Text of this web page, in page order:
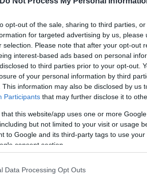
opt-out of the sale, sharing to third parties,
for targeted advertising by us,
selection. Please note that after your opt-out
interest-based ads based on personal
to third parties prior to your opt-out.
of your personal information by third
This information may also be disclosed by us
Participants that may further disclose it to
that this website/app uses one or more
but not limited to your visit or usage
to Google and its third-party tags to use
consent section.
Data Processing Opt Outs
καταδίωξη στον
βόμβα που τοποθετήθηκε